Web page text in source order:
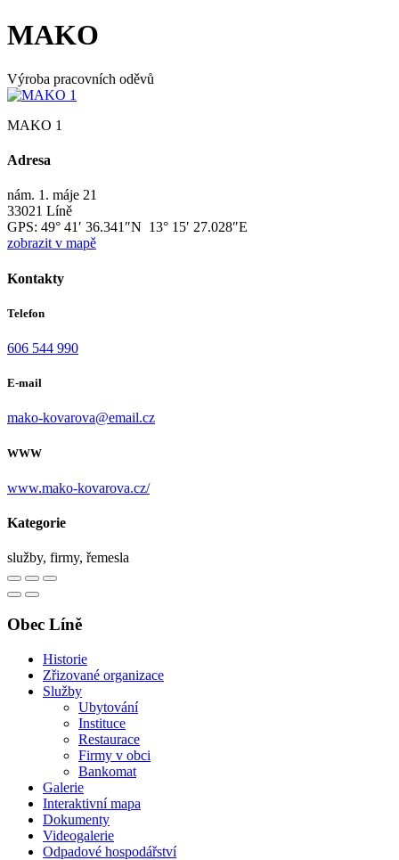
MAKO
Výroba pracovních oděvů
MAKO 1
Adresa
nám. 1. máje 21
33021 Líně
GPS: 49° 41′ 36.341″N 13° 15′ 27.028″E
zobrazit v mapě
Kontakty
Telefon
606 544 990
E-mail
mako-kovarova@email.cz
WWW
www.mako-kovarova.cz/
Kategorie
služby, firmy, řemesla
Obec Líně
Historie
Zřizované organizace
Služby
Ubytování
Instituce
Restaurace
Firmy v obci
Bankomat
Galerie
Interaktivní mapa
Dokumenty
Videogalerie
Odpadové hospodářství